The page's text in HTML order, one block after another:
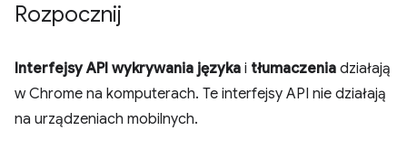
Rozpocznij
Interfejsy API wykrywania języka i tłumaczenia działają
w Chrome na komputerach. Te interfejsy API nie działają
na urządzeniach mobilnych.